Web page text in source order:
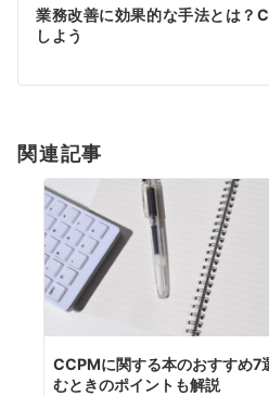
ゲ
シ
ン
業務改善に効果的な手法とは？
しよう
関連記事
CCPMに関する本のおすすめ7
むときのポイントも解説